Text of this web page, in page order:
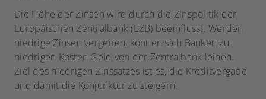
Die Höhe der Zinsen wird durch die Zinspolitik der
Europäischen Zentralbank (EZB) beeinflusst. Werden
niedrige Zinsen vergeben, können sich Banken zu
niedrigen Kosten Geld von der Zentralbank leihen.
Ziel des niedrigen Zinssatzes ist es, die Kreditvergabe
und damit die Konjunktur zu steigern.